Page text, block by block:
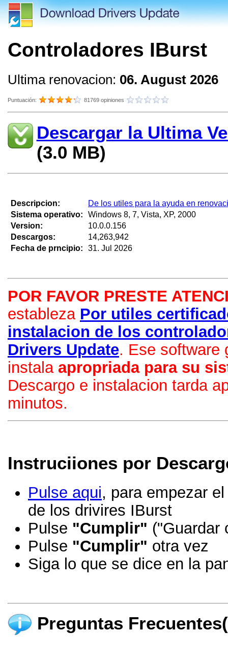
Controladores IBurst
Ultima renovacion: 06. August 2026
Puntuación: 81769 opiniones
Descargar la Ultima
(3.0 MB)
Descripcion:
Sistema operativo:
Version:
Descargos:
Fecha de prncipio:
De los utiles para la ayuda en
Windows 8, 7, Vista, XP, 2000
10.0.0.156
14,263,942
31. Jul 2026
POR FAVOR PRESTE
estableza Por utiles
instalacion de los
Drivers Update. Ese software
instala apropriada para su
Descargo e instalacion tarda
minutos.
Instruciiones por
Pulse aqui, para empezar
de los drivires IBurst
Pulse "Cumplir" ("Guardar
Pulse "Cumplir" otra vez
Siga lo que se dice en la
Preguntas